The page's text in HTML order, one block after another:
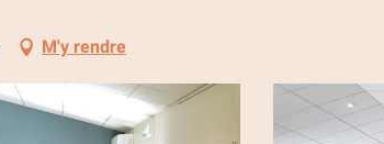
M'y rendre